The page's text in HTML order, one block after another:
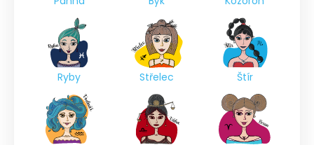
Ryby Střelec Štír